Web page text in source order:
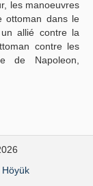
les manoeuvres
ottoman dans le
allié contre la
contre les
de Napoleon,
Höyük